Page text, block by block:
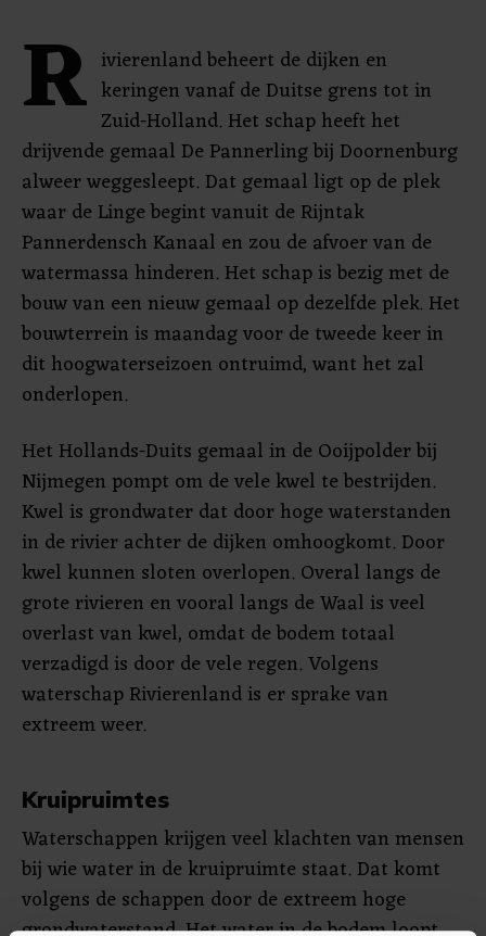
R ivierenland beheert de dijken en
keringen vanaf de Duitse grens tot in
Zuid-Holland. Het schap heeft het
drijvende gemaal De Pannerling bij Doornenburg
alweer weggesleept. Dat gemaal ligt op de plek
waar de Linge begint vanuit de Rijntak
Pannerdensch Kanaal en zou de afvoer van de
watermassa hinderen. Het schap is bezig met de
bouw van een nieuw gemaal op dezelfde plek. Het
bouwterrein is maandag voor de tweede keer in
dit hoogwaterseizoen ontruimd, want het zal
onderlopen.
Het Hollands-Duits gemaal in de Ooijpolder bij
Nijmegen pompt om de vele kwel te bestrijden.
Kwel is grondwater dat door hoge waterstanden
in de rivier achter de dijken omhoogkomt. Door
kwel kunnen sloten overlopen. Overal langs de
grote rivieren en vooral langs de Waal is veel
overlast van kwel, omdat de bodem totaal
verzadigd is door de vele regen. Volgens
waterschap Rivierenland is er sprake van
extreem weer.
Kruipruimtes
Waterschappen krijgen veel klachten van mensen
bij wie water in de kruipruimte staat. Dat komt
volgens de schappen door de extreem hoge